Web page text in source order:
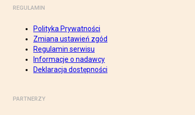
REGULAMIN
Polityka Prywatności
Zmiana ustawień zgód
Regulamin serwisu
Informacje o nadawcy
Deklaracja dostępności
PARTNERZY